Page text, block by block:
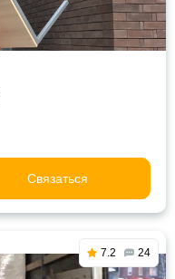
Связаться
7.2 24